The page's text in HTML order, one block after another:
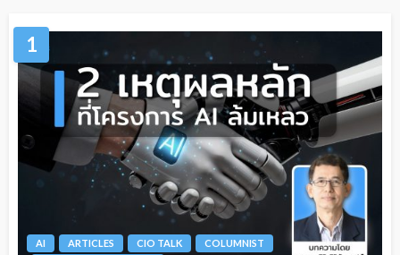
1
AI ARTICLES CIO TALK
COLUMNIST